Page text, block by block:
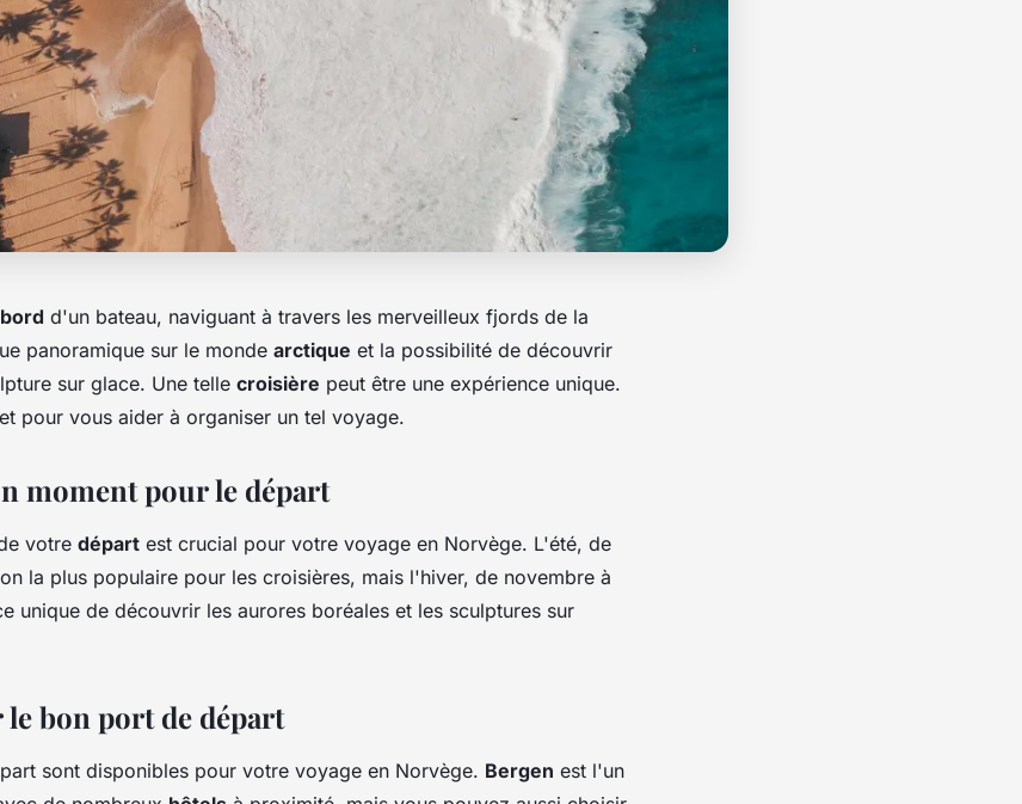
bord d'un bateau, naviguant à travers les merveilleux fjords de la
panoramique sur le monde arctique et la possibilité de découvrir
sur glace. Une telle croisière peut être une expérience unique.
pour vous aider à organiser un tel voyage.
moment pour le départ
votre départ est crucial pour votre voyage en Norvège. L'été, de
la plus populaire pour les croisières, mais l'hiver, de novembre à
unique de découvrir les aurores boréales et les sculptures sur
le bon port de départ
sont disponibles pour votre voyage en Norvège. Bergen est l'un